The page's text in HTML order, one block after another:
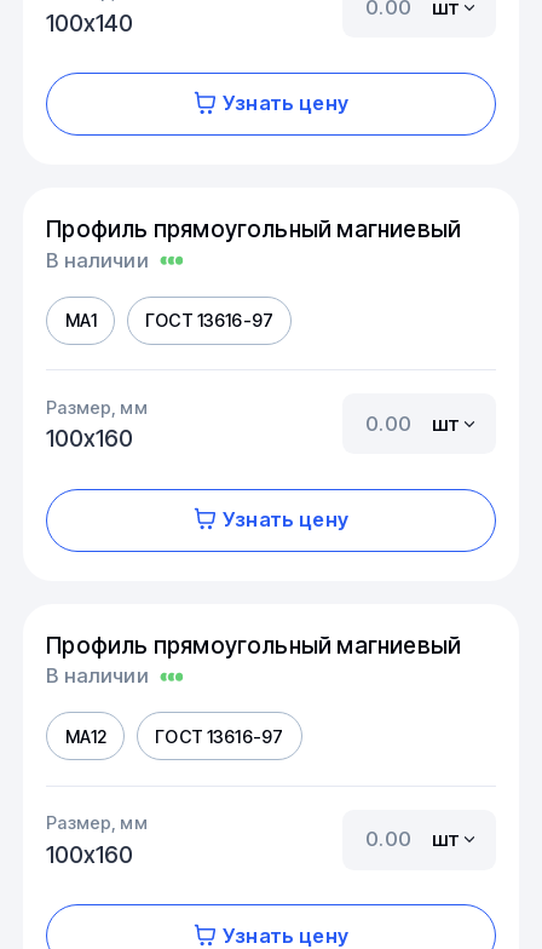
100х140
шт
Узнать цену
Профиль прямоугольный магниевый
В наличии
МА1 ГОСТ 13616-97
Размер, мм
100х160
шт
Узнать цену
Профиль прямоугольный магниевый
В наличии
МА12 ГОСТ 13616-97
Размер, мм
100х160
шт
Узнать цену